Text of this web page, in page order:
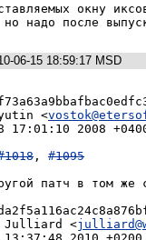
окну
надо после
06-15 18:59:17 MSD
<
17:01:10 2008
, #1095
патч в том же
Julliard <